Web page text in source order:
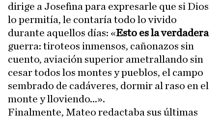
dirige a Josefina para expresarle que si Dios
lo permitía, le contaría todo lo vivido
durante aquellos días: «Esto es la verdadera
guerra: tiroteos inmensos, cañonazos sin
cuento, aviación superior ametrallando sin
cesar todos los montes y pueblos, el campo
sembrado de cadáveres, dormir al raso en el
monte y lloviendo...».
Finalmente, Mateo redactaba sus últimas